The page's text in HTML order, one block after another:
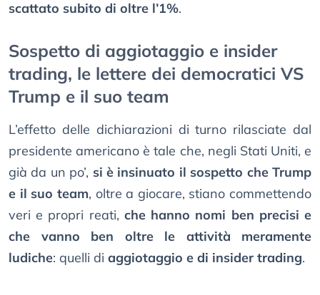
scattato subito di oltre l’1%.
Sospetto di aggiotaggio e insider
trading, le lettere dei democratici VS
Trump e il suo team
L’effetto delle dichiarazioni di turno rilasciate dal
presidente americano è tale che, negli Stati Uniti, e
già da un po’, si è insinuato il sospetto che Trump
e il suo team, oltre a giocare, stiano commettendo
veri e propri reati, che hanno nomi ben precisi e
che vanno ben oltre le attività meramente
ludiche: quelli di aggiotaggio e di insider trading.